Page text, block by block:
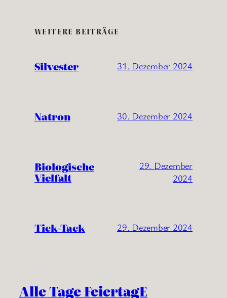
WEITERE BEITRÄGE
Silvester 31. Dezember 2024
Natron 30. Dezember 2024
Biologische
Vielfalt
29. Dezember
2024
Tick-Tack 29. Dezember 2024
Alle Tage FeiertagE